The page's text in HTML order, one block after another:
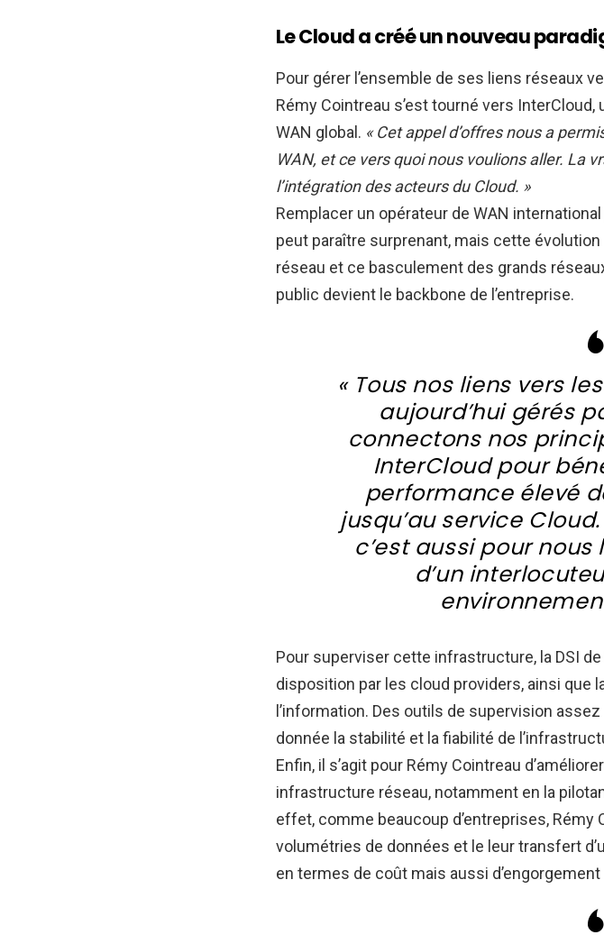
Le Cloud a créé un nouveau
Pour gérer l’ensemble de ses liens réseaux
Rémy Cointreau s’est tourné vers InterCloud,
WAN global. « Cet appel d’offres nous a
WAN, et ce vers quoi nous voulions aller. La
l’intégration des acteurs du Cloud. »
Remplacer un opérateur de WAN
peut paraître surprenant, mais cette
réseau et ce basculement des grands
public devient le backbone de l’entreprise.
« Tous nos liens vers
aujourd’hui gérés
connectons nos
InterCloud pour
performance élevé
jusqu’au service
c’est aussi pour
d’un
Pour superviser cette infrastructure, la DSI
disposition par les cloud providers, ainsi que
l’information. Des outils de supervision
donnée la stabilité et la fiabilité de
Enfin, il s’agit pour Rémy Cointreau
infrastructure réseau, notamment en la
effet, comme beaucoup d’entreprises, Rémy
volumétries de données et le leur transfert
en termes de coût mais aussi